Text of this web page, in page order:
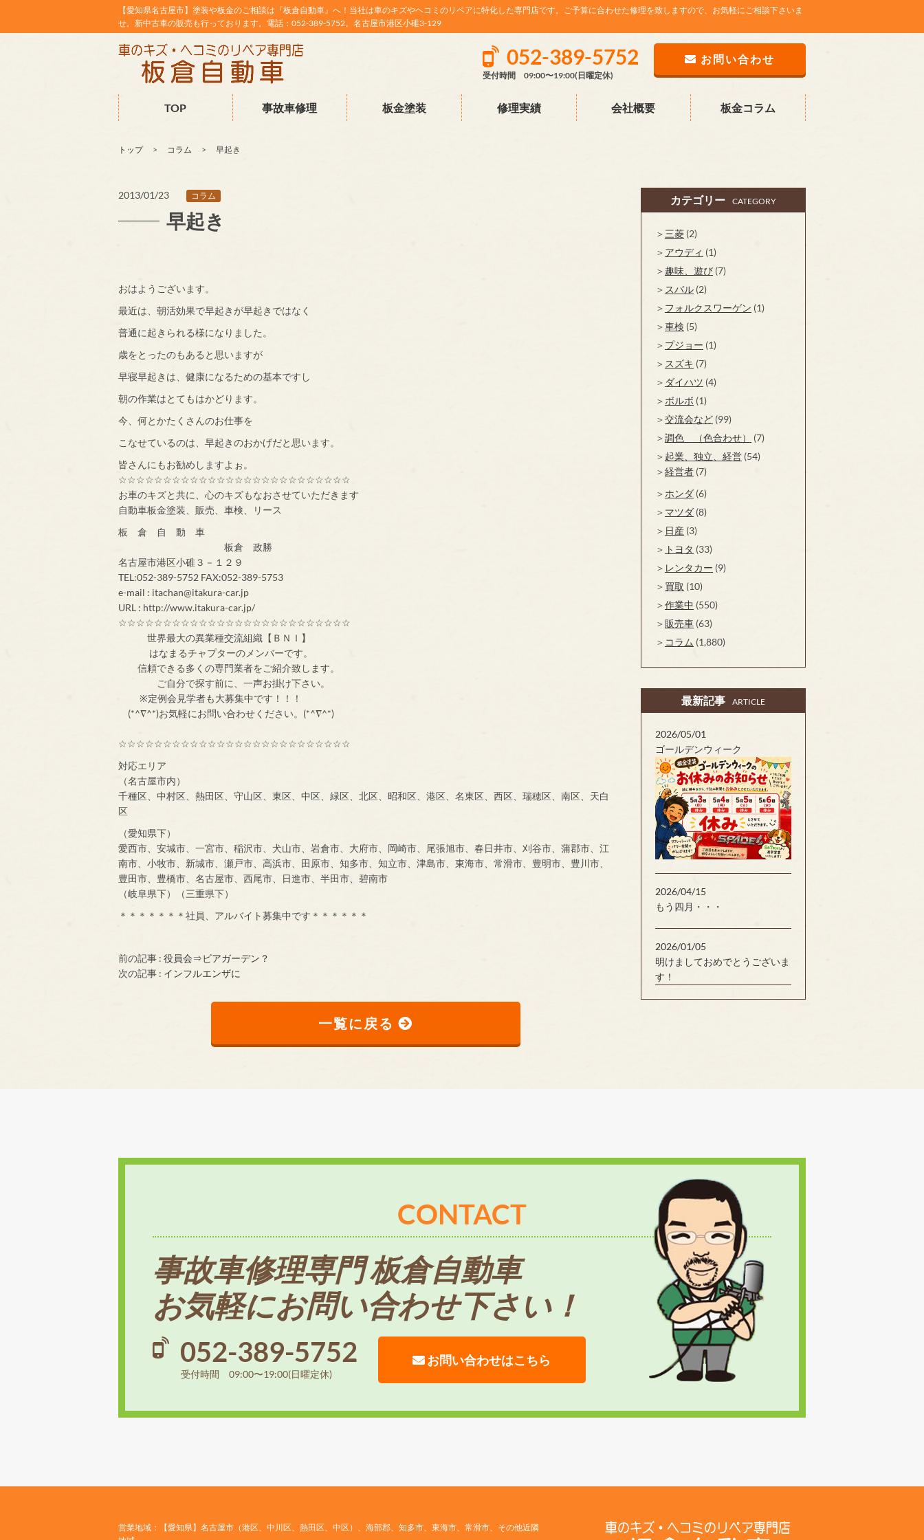
【愛知県名古屋市】塗装や板金のご相談は『板倉自動車』へ！当社は車のキズやヘコミのリペアに特化した専門店です。ご予算に合わせた修理を致しますので、お気軽にご相談下さいま
せ。新中古車の販売も行っております。電話：052-389-5752。名古屋市港区小碓3-129
052-389-5752
受付時間 09:00〜19:00(日曜定休)
お問い合わせ
TOP 事故車修理 板金塗装 修理実績 会社概要 板金コラム
トップ コラム 早起き
2013/01/23 コラム
早起き
おはようございます。
最近は、朝活効果で早起きが早起きではなく
普通に起きられる様になりました。
歳をとったのもあると思いますが
早寝早起きは、健康になるための基本ですし
朝の作業はとてもはかどります。
今、何とかたくさんのお仕事を
こなせているのは、早起きのおかげだと思います。
皆さんにもお勧めしますよぉ。
☆☆☆☆☆☆☆☆☆☆☆☆☆☆☆☆☆☆☆☆☆☆☆☆☆☆
お車のキズと共に、心のキズもなおさせていただきます
自動車板金塗装、販売、車検、リース
板 倉 自 動 車
板倉 政勝
名古屋市港区小碓３－１２９
TEL:052-389-5752 FAX:052-389-5753
e-mail : itachan@itakura-car.jp
URL : http://www.itakura-car.jp/
☆☆☆☆☆☆☆☆☆☆☆☆☆☆☆☆☆☆☆☆☆☆☆☆☆☆
世界最大の異業種交流組織【ＢＮＩ】
はなまるチャプターのメンバーです。
信頼できる多くの専門業者をご紹介致します。
ご自分で探す前に、一声お掛け下さい。
※定例会見学者も大募集中です！！！
(*^∇^*)お気軽にお問い合わせください。(*^∇^*)
☆☆☆☆☆☆☆☆☆☆☆☆☆☆☆☆☆☆☆☆☆☆☆☆☆☆
対応エリア
（名古屋市内）
千種区、中村区、熱田区、守山区、東区、中区、緑区、北区、昭和区、港区、名東区、西区、瑞穂区、南区、天白
区
（愛知県下）
愛西市、安城市、一宮市、稲沢市、犬山市、岩倉市、大府市、岡崎市、尾張旭市、春日井市、刈谷市、蒲郡市、江
南市、小牧市、新城市、瀬戸市、高浜市、田原市、知多市、知立市、津島市、東海市、常滑市、豊明市、豊川市、
豊田市、豊橋市、名古屋市、西尾市、日進市、半田市、碧南市
（岐阜県下）（三重県下）
＊＊＊＊＊＊＊社員、アルバイト募集中です＊＊＊＊＊＊
前の記事 : 役員会⇒ビアガーデン？
次の記事 : インフルエンザに
一覧に戻る
カテゴリー CATEGORY
三菱 (2)
アウディ (1)
趣味、遊び (7)
スバル (2)
フォルクスワーゲン (1)
車検 (5)
プジョー (1)
スズキ (7)
ダイハツ (4)
ボルボ (1)
交流会など (99)
調色 （色合わせ）
(7)
起業、独立、経営 (54)
経営者 (7)
ホンダ (6)
マツダ (8)
日産 (3)
トヨタ (33)
レンタカー (9)
買取 (10)
作業中 (550)
販売車 (63)
コラム (1,880)
最新記事 ARTICLE
2026/05/01
ゴールデンウィーク
2026/04/15
もう四月・・・
2026/01/05
明けましておめでとうございま
す！
CONTACT
事故車修理専門 板倉自動車
お気軽にお問い合わせ下さい！
052-389-5752
受付時間 09:00〜19:00(日曜定休)
お問い合わせはこちら
営業地域：【愛知県】名古屋市（港区、中川区、熱田区、中区）、海部郡、知多市、東海市、常滑市、その他近隣